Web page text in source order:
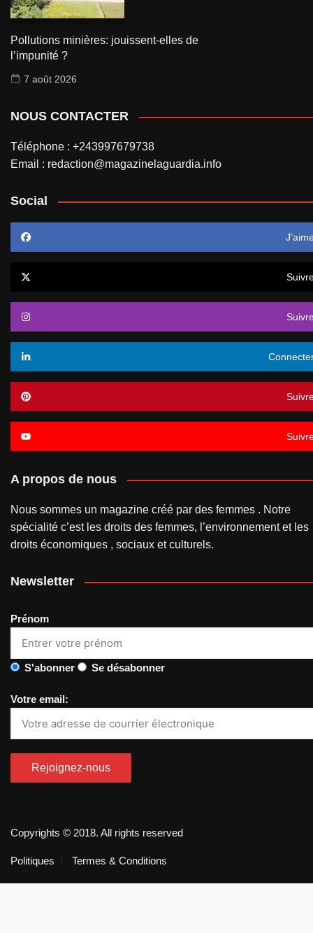
Pollutions minières: jouissent-elles de
l’impunité ?
7 août 2026
NOUS CONTACTER
Téléphone : +243997679738
Email : redaction@magazinelaguardia.info
Social
A propos de nous
Nous sommes un magazine créé par des femmes . Notre
spécialité c’est les droits des femmes, l’environnement et les
droits économiques , sociaux et culturels.
Newsletter
Prénom
S'abonner Se désabonner
Votre email:
Copyrights © 2018. All rights reserved
Politiques Termes & Conditions